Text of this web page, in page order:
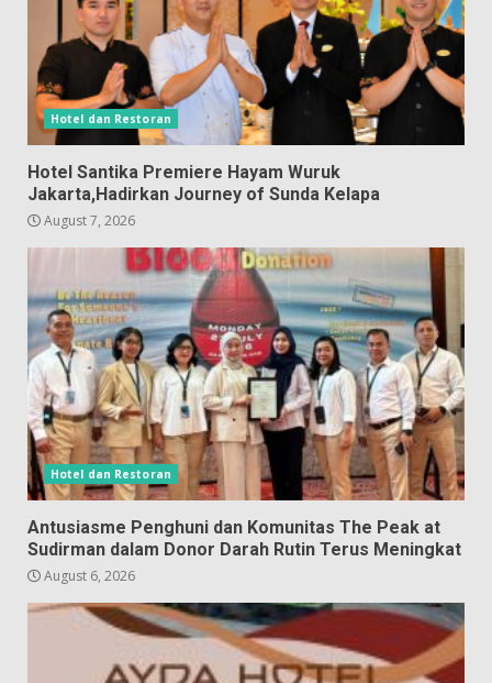
Hotel dan Restoran
Hotel Santika Premiere Hayam Wuruk
Jakarta,Hadirkan Journey of Sunda Kelapa
August 7, 2026
Hotel dan Restoran
Antusiasme Penghuni dan Komunitas The Peak at
Sudirman dalam Donor Darah Rutin Terus Meningkat
August 6, 2026